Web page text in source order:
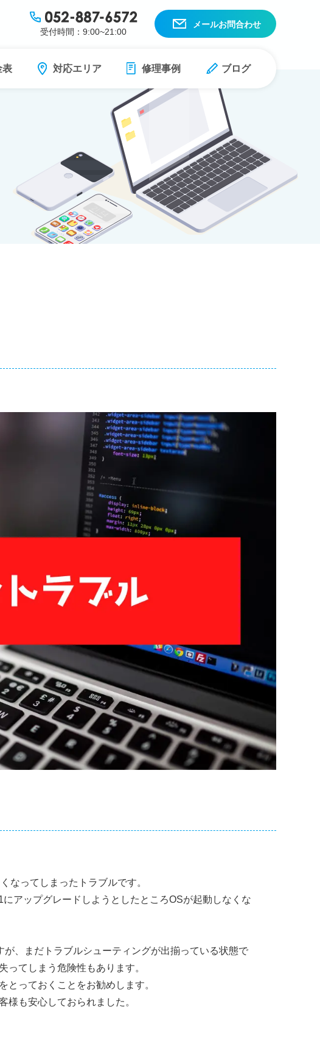
受付時間：9:00~21:00
メールお問合わせ
表 対応エリア 修理事例 ブログ
なってしまったトラブルです。
アップグレードしようとしたところOSが起動しなくな
、まだトラブルシューティングが出揃っている状態で
ってしまう危険性もあります。
とっておくことをお勧めします。
様も安心しておられました。